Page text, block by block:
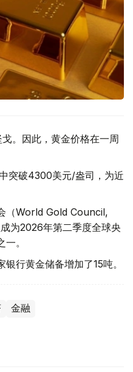
。因此，黄金价格在一周
突破4300美元/盎司，为近
（World Gold Council,
为2026年第二季度全球央
。
行黄金储备增加了15吨。
金融